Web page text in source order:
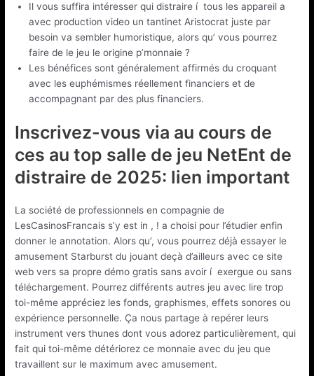
Il vous suffira intéresser qui distraire í tous les appareil a
avec production video un tantinet Aristocrat juste par
besoin va sembler humoristique, alors qu’ vous pourrez
faire de le jeu le origine p’monnaie ?
Les bénéfices sont généralement affirmés du croquant
avec les euphémismes réellement financiers et de
accompagnant par des plus financiers.
Inscrivez-vous via au cours de
ces au top salle de jeu NetEnt de
distraire de 2025: lien important
La société de professionnels en compagnie de
LesCasinosFrancais s’y est in , ! a choisi pour l’étudier enfin
donner le annotation. Alors qu’, vous pourrez déjà essayer le
amusement Starburst du jouant deçà d’ailleurs avec ce site
web vers sa propre démo gratis sans avoir í exergue ou sans
téléchargement. Pourrez différents autres jeu avec lire trop
toi-même appréciez les fonds, graphismes, effets sonores ou
expérience personnelle. Ça nous partage à repérer leurs
instrument vers thunes dont vous adorez particulièrement, qui
fait qui toi-même détériorez ce monnaie avec du jeu que
travaillent sur le maximum avec amusement.